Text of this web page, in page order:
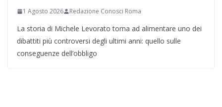
1 Agosto 2026 Redazione Conosci Roma
La storia di Michele Levorato torna ad alimentare uno dei
dibattiti più controversi degli ultimi anni: quello sulle
conseguenze dell’obbligo